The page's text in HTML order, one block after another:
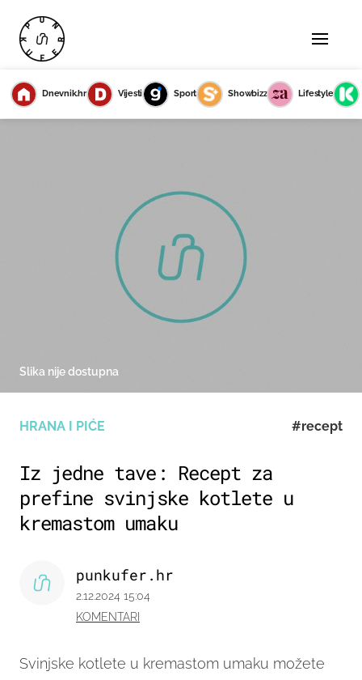
Dnevnik.hr Vijesti Sport Showbizz Lifestyle
HRANA I PIĆE #recept
Iz jedne tave: Recept za
prefine svinjske kotlete u
kremastom umaku
Svinjske kotlete u kremastom umaku možete
punkufer.hr
2.12.2024 15:04
KOMENTARI
Slika nije dostupna